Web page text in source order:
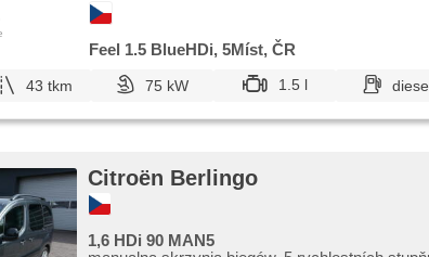
Feel 1.5 BlueHDi, 5Míst, ČR
43 tkm 75 kW 1.5 l
Citroën Berlingo
1,6 HDi 90 MAN5